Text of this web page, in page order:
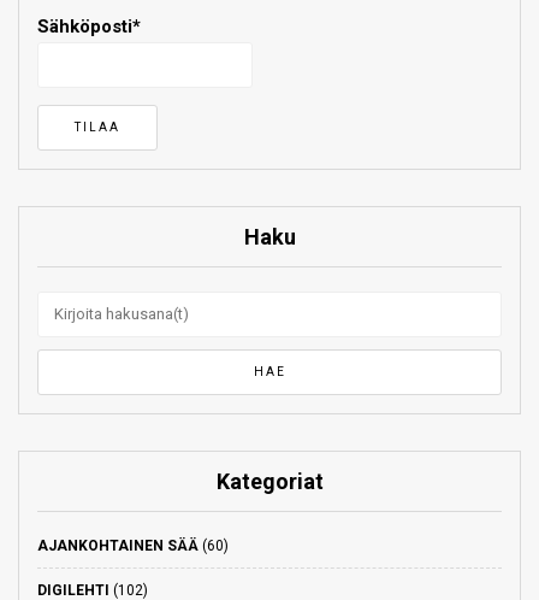
Sähköposti*
Haku
Kategoriat
AJANKOHTAINEN SÄÄ (60)
DIGILEHTI (102)